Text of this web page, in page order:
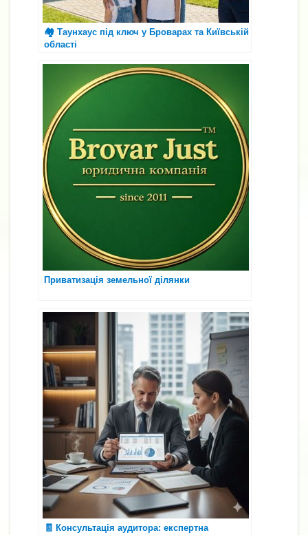
🏘️ Таунхаус під ключ у Броварах та Київській
області
Приватизація земельної ділянки
🧾 Консультація аудитора: експертна